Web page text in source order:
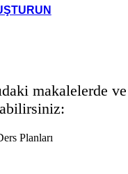
makalelerde ve